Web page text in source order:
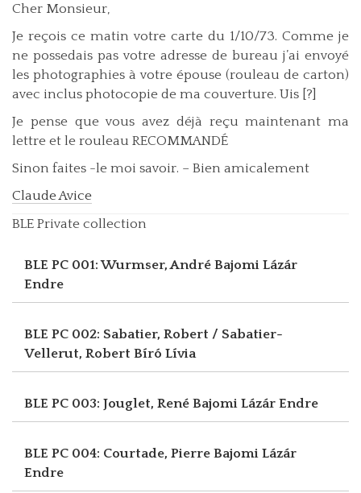
Cher Monsieur,
Je reçois ce matin votre carte du 1/10/73. Comme je
ne possedais pas votre adresse de bureau j’ai envoyé
les photographies à votre épouse (rouleau de carton)
avec inclus photocopie de ma couverture. Uis [?]
Je pense que vous avez déjà reçu maintenant ma
lettre et le rouleau RECOMMANDÉ
Sinon faites -le moi savoir. – Bien amicalement
Claude Avice
BLE Private collection
BLE PC 001: Wurmser, André Bajomi Lázár
Endre
BLE PC 002: Sabatier, Robert / Sabatier-
Vellerut, Robert Bíró Lívia
BLE PC 003: Jouglet, René Bajomi Lázár Endre
BLE PC 004: Courtade, Pierre Bajomi Lázár
Endre